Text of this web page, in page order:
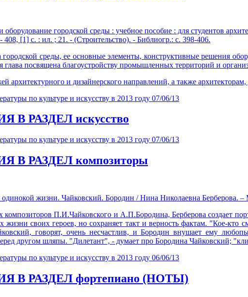
городской среды : учебное пособие : для студентов
[1] с. : ил. ; 21. - (Строительство). - Библиогр.: с. 398-406.
городской среды, ее основные элементы, конструктивные решения
посвящена благоустройству промышленных территорий и
архитектурного и дизайнерского направлений, а также
по культуре и искусству в 2013 году 07/06/13
РАЗДЕЛ искусство
по культуре и искусству в 2013 году 07/06/13
РАЗДЕЛ композиторы
жизни. Чайковский. Бородин / Нина Николаевна Берберова.
композиторов П.И.Чайковского и А.П.Бородина, Берберова создает
жизни своих героев, но сохраняет такт и верность фактам. "Кое-кто
говорят, очень несчастлив, и Бородин внушает ему
другом шляпы. "Дилетант", - думает про Бородина Чайковский;
по культуре и искусству в 2013 году 06/06/13
РАЗДЕЛ фортепиано (НОТЫ)